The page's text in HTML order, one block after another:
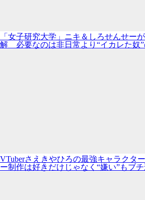
「女子研究大学」ニキ＆しろせんせー
解 必要なのは非日常より“イカレた奴”
VTuberさえきやひろの最強キャラクタ
ー制作は好きだけじゃなく“嫌い”もブ